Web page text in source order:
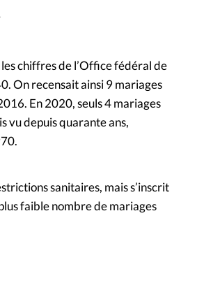
Changement d'adresse
Nous contacter
les chiffres de l’Office fédéral de
On recensait ainsi 9 mariages
En 2020, seuls 4 mariages
vu depuis quarante ans,
sanitaires, mais s’inscrit
faible nombre de mariages